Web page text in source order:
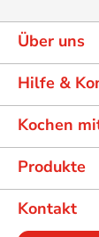
Über uns
Hilfe &
Kochen
Produkte
Kontakt